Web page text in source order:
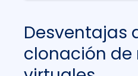
Desventajas
clonación